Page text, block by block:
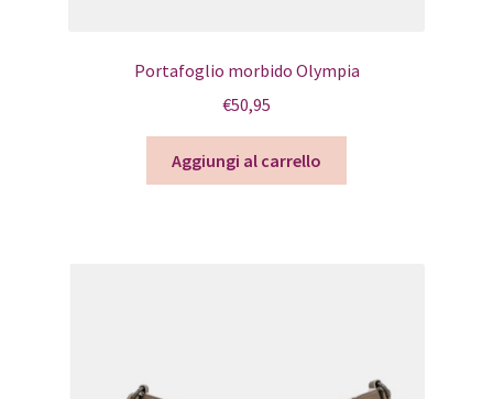
Portafoglio morbido Olympia
€50,95
Aggiungi al carrello